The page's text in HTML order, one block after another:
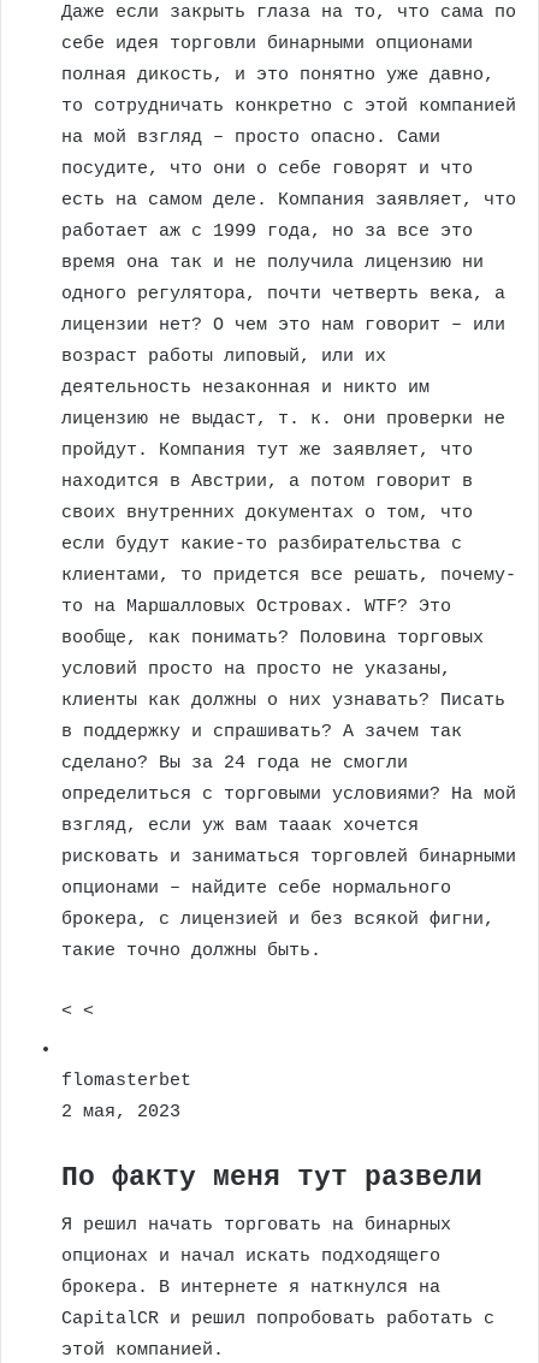
Даже если закрыть глаза на то, что сама по
себе идея торговли бинарными опционами
полная дикость, и это понятно уже давно,
то сотрудничать конкретно с этой компанией
на мой взгляд – просто опасно. Сами
посудите, что они о себе говорят и что
есть на самом деле. Компания заявляет, что
работает аж с 1999 года, но за все это
время она так и не получила лицензию ни
одного регулятора, почти четверть века, а
лицензии нет? О чем это нам говорит – или
возраст работы липовый, или их
деятельность незаконная и никто им
лицензию не выдаст, т. к. они проверки не
пройдут. Компания тут же заявляет, что
находится в Австрии, а потом говорит в
своих внутренних документах о том, что
если будут какие-то разбирательства с
клиентами, то придется все решать, почему-
то на Маршалловых Островах. WTF? Это
вообще, как понимать? Половина торговых
условий просто на просто не указаны,
клиенты как должны о них узнавать? Писать
в поддержку и спрашивать? А зачем так
сделано? Вы за 24 года не смогли
определиться с торговыми условиями? На мой
взгляд, если уж вам тааак хочется
рисковать и заниматься торговлей бинарными
опционами – найдите себе нормального
брокера, с лицензией и без всякой фигни,
такие точно должны быть.
< <
flomasterbet
2 мая, 2023
По факту меня тут развели
Я решил начать торговать на бинарных
опционах и начал искать подходящего
брокера. В интернете я наткнулся на
CapitalCR и решил попробовать работать с
этой компанией.